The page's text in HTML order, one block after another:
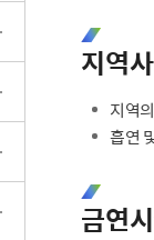
지역
지역
흡연
금연